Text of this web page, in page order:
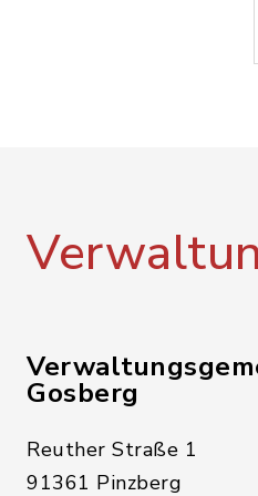
Gosberg
Reuther Straße 1
91361 Pinzberg